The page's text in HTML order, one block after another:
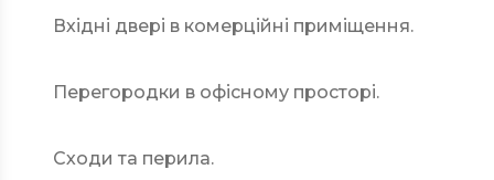
Вхідні двері в комерційні приміщення.
Перегородки в офісному просторі.
Сходи та перила.